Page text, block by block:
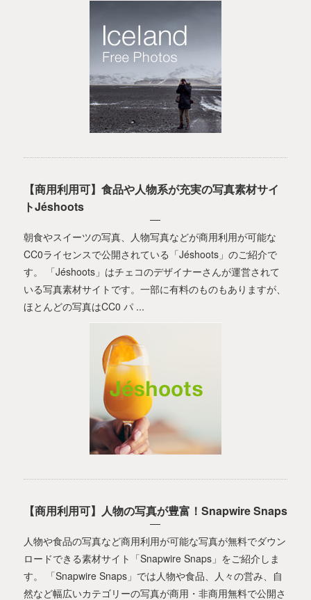
【商用利用可】食品や人物系が充実の写真素材サイ
トJéshoots
朝食やスイーツの写真、人物写真などが商用利用が可能な
CC0ライセンスで公開されている「Jéshoots」のご紹介で
す。 「Jéshoots」はチェコのデザイナーさんが運営されて
いる写真素材サイトです。一部に有料のものもありますが、
ほとんどの写真はCC0 パ ...
【商用利用可】人物の写真が豊富！Snapwire Snaps
人物や食品の写真など商用利用が可能な写真が無料でダウン
ロードできる素材サイト「Snapwire Snaps」をご紹介しま
す。 「Snapwire Snaps」では人物や食品、人々の営み、自
然など幅広いカテゴリーの写真が商用・非商用無料で公開さ